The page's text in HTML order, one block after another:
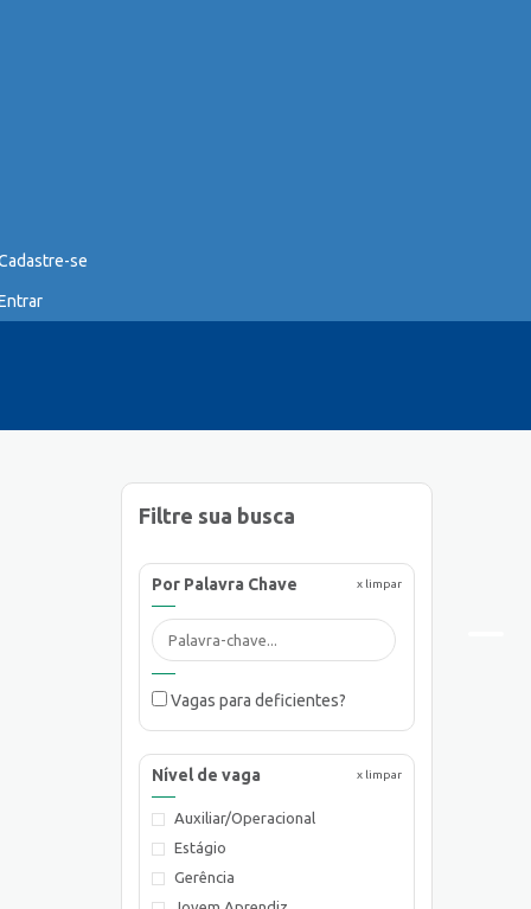
se
Filtre sua busca
x limpar
Por Palavra Chave
Vagas para deficientes?
x limpar
Nível de vaga
Auxiliar/Operacional
Estágio
Gerência